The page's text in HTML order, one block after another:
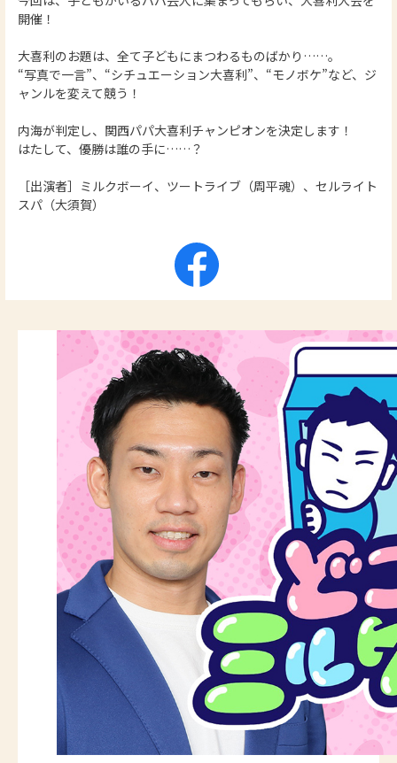
開催！
大喜利のお題は、全て子どもにまつわるものばかり……。
“写真で一言”、“シチュエーション大喜利”、“モノボケ”など、ジ
ャンルを変えて競う！
内海が判定し、関西パパ大喜利チャンピオンを決定します！
はたして、優勝は誰の手に……？
［出演者］ミルクボーイ、ツートライブ（周平魂）、セルライト
スパ（大須賀）